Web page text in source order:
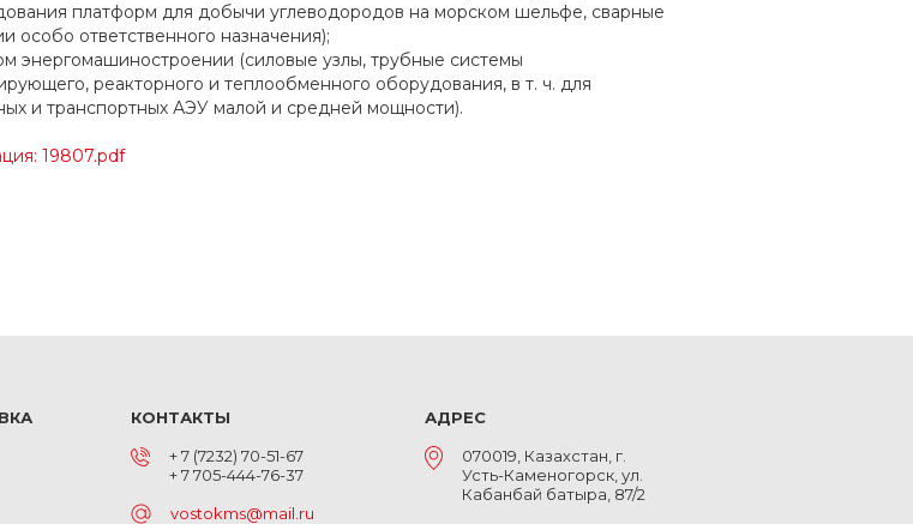
платформ для добычи углеводородов на морском шельфе, сварные
особо ответственного назначения);
энергомашиностроении (силовые узлы, трубные системы
реакторного и теплообменного оборудования, в т. ч. для
и транспортных АЭУ малой и средней мощности).
19807.pdf
КОНТАКТЫ
+ 7 (7232) 70-51-67
+ 7 705-444-76-37
vostokms@mail.ru
АДРЕС
070019, Казахстан, г.
Усть-Каменогорск, ул.
Кабанбай батыра, 87/2